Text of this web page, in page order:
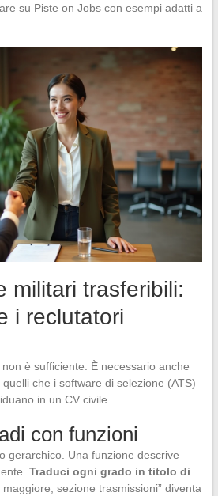
su Piste on Jobs con esempi adatti a
militari trasferibili:
i reclutatori
è sufficiente. È necessario anche
che i software di selezione (ATS)
in un CV civile.
con funzioni
gerarchico. Una funzione descrive
Traduci ogni grado in titolo di
maggiore, sezione trasmissioni” diventa